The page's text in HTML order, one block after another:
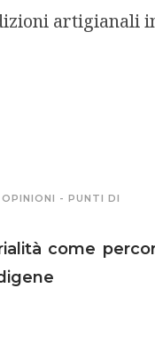
artigianali
OPINIONI - PUNTI DI
come